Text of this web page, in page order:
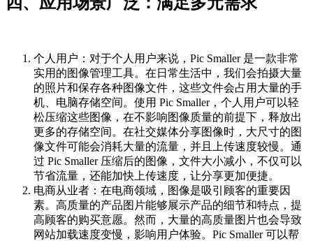
个人用户：对于个人用户来说，Pic Smaller 是一款非常
实用的图像管理工具。在日常生活中，我们会拍摄大量
的照片和保存各种图像文件，这些文件会占用大量的手
机、电脑存储空间。使用 Pic Smaller，个人用户可以轻
松压缩这些图像，在不影响图像质量的前提下，释放出
更多的存储空间。在社交媒体分享图像时，大尺寸的图
像文件可能会消耗大量的流量，并且上传速度较慢。通
过 Pic Smaller 压缩后的图像，文件大小减小，不仅可以
节省流量，还能加快上传速度，让分享更加便捷。
电商从业者：在电商领域，图像是吸引顾客的重要因
素。高质量的产品图片能够展示产品的细节和特点，提
高顾客的购买意愿。然而，大量的高质量图片也会导致
网站加载速度变慢，影响用户体验。Pic Smaller 可以帮